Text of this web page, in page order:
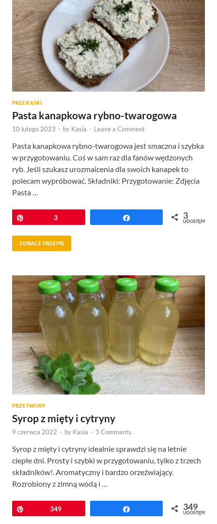
PRZEKĄSKI
Pasta kanapkowa rybno-twarogowa
10 lutego 2023 - by Kasia - Leave a Comment
Pasta kanapkowa rybno-twarogowa jest smaczna i szybka
w przygotowaniu. Coś w sam raz dla fanów wędzonych
ryb. Jeśli szukasz urozmaicenia dla swoich kanapek to
polecam wypróbować. Składniki: Przygotowanie: Zdjęcia
Pasta …
Przypnij3 3
UDOSTĘPNIEŃ
ZOBACZ PRZEPIS
PRZETWORY
Syrop z mięty i cytryny
9 czerwca 2022 - by Kasia - 3 Comments.
Syrop z mięty i cytryny idealnie sprawdzi się na letnie
ciepłe dni. Prosty i szybki w przygotowaniu, tylko z trzech
składników!. Aromatyczny i bardzo orzeźwiający.
Rozrobiony z zimną wodą i …
Przypnij349 349
UDOSTĘPNIEŃ